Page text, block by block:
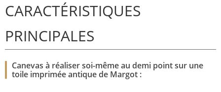
CARACTÉRISTIQUES
PRINCIPALES
Canevas à réaliser soi-même au demi point sur une
toile imprimée antique de Margot :